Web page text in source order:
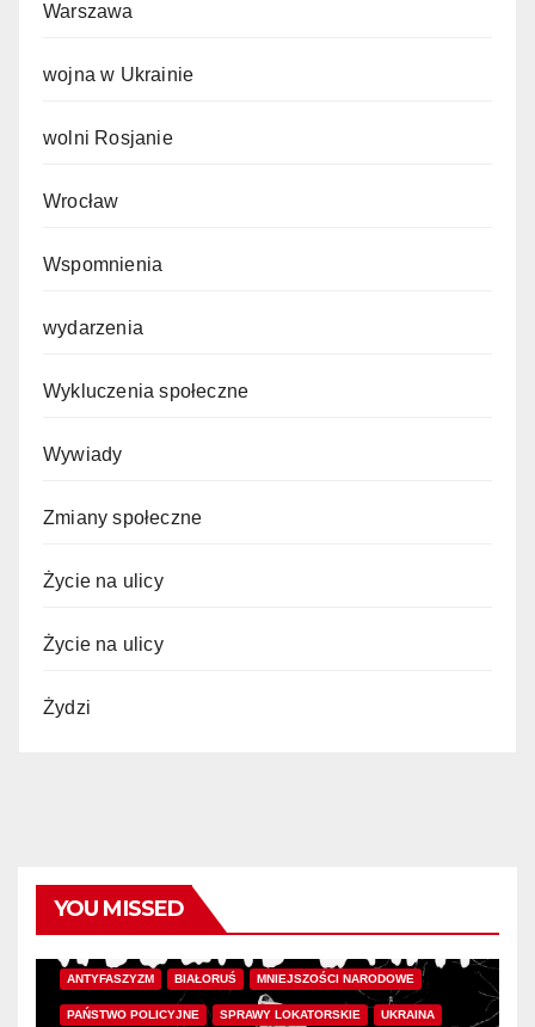
Warszawa
wojna w Ukrainie
wolni Rosjanie
Wrocław
Wspomnienia
wydarzenia
Wykluczenia społeczne
Wywiady
Zmiany społeczne
Życie na ulicy
Życie na ulicy
Żydzi
YOU MISSED
ANTYFASZYZM BIAŁORUŚ MNIEJSZOŚCI NARODOWE
PAŃSTWO POLICYJNE SPRAWY LOKATORSKIE UKRAINA